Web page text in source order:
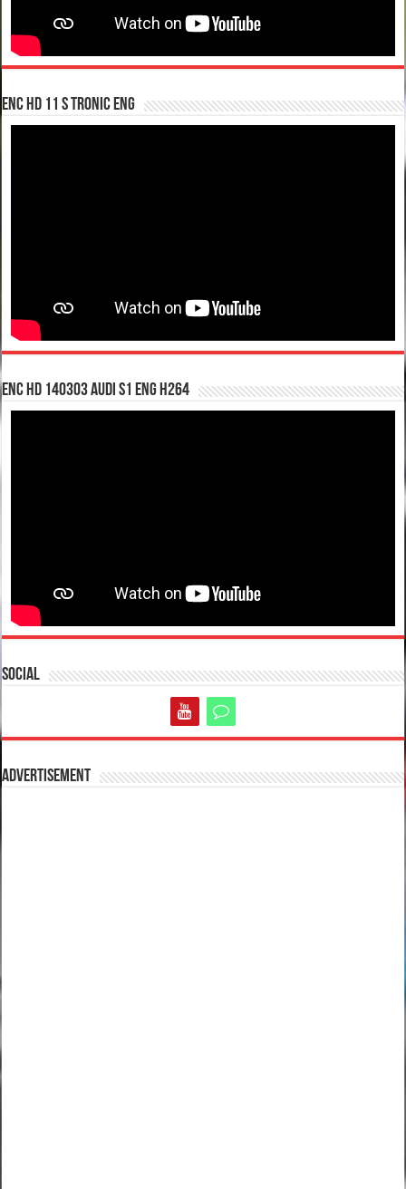
enc hd 11 S tronic ENG
enc hd 140303 Audi S1 ENG H264
Social
Advertisement